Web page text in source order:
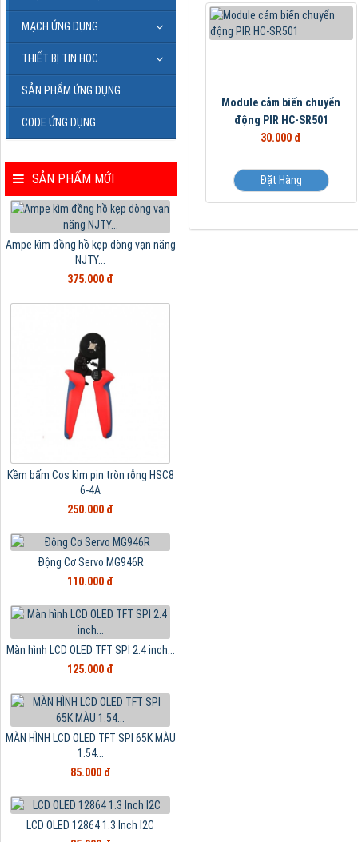
Module cảm biến chuyển
động PIR HC-SR501
30.000 đ
Đặt Hàng
MẠCH ỨNG DỤNG
THIẾT BỊ TIN HỌC
SẢN PHẨM ỨNG DỤNG
CODE ỨNG DỤNG
SẢN PHẨM MỚI
Ampe kìm đồng hồ kẹp dòng vạn năng
NJTY...
375.000 đ
Kềm bấm Cos kìm pin tròn rỗng HSC8
6-4A
250.000 đ
Động Cơ Servo MG946R
110.000 đ
Màn hình LCD OLED TFT SPI 2.4 inch...
125.000 đ
MÀN HÌNH LCD OLED TFT SPI 65K MÀU
1.54...
85.000 đ
LCD OLED 12864 1.3 Inch I2C